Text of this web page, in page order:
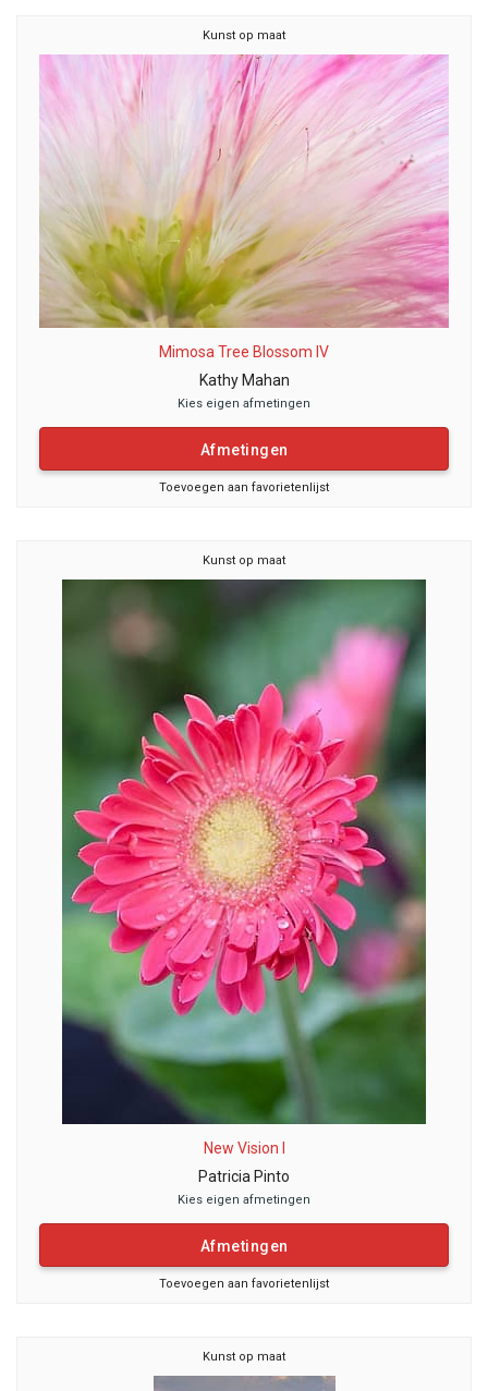
Kunst op maat
Mimosa Tree Blossom IV
Kathy Mahan
Kies eigen afmetingen
Afmetingen
Toevoegen aan favorietenlijst
Kunst op maat
New Vision I
Patricia Pinto
Kies eigen afmetingen
Afmetingen
Toevoegen aan favorietenlijst
Kunst op maat